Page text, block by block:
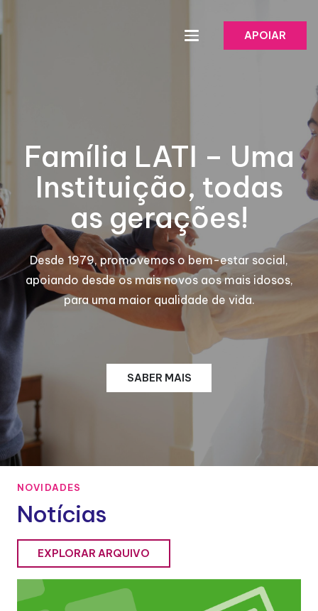
APOIAR
Família LATI – Uma
Instituição, todas
as gerações!
Desde 1979, promovemos o bem-estar social,
apoiando desde os mais novos aos mais idosos,
para uma maior qualidade de vida.
SABER MAIS
NOVIDADES
Notícias
EXPLORAR ARQUIVO